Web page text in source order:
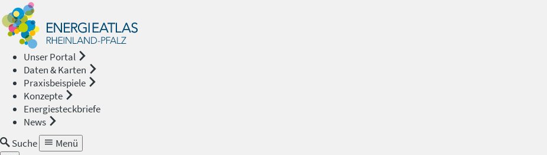
Unser Portal
Daten & Karten
Praxisbeispiele
Konzepte
Energiesteckbriefe
News
Suche
Menü